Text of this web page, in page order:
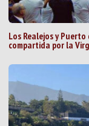
Los Realejos y
compartida por la